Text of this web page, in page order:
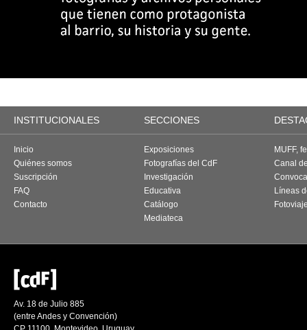
INSTITUCIONALES SECCIONES
Inicio
Quiénes somos
Suscripción
FAQ
Contacto
Exposiciones
Fotografías del CdF
Investigación
Educativa
Catálogo
Mediateca
MUFF,
Canal
Líneas
Av. 18 de Julio 885
(entre Andes y Convención)